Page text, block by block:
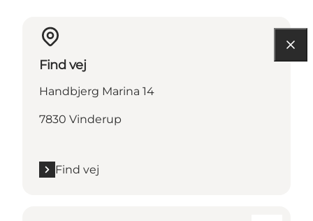
Find vej
Handbjerg Marina 14
7830 Vinderup
Find vej